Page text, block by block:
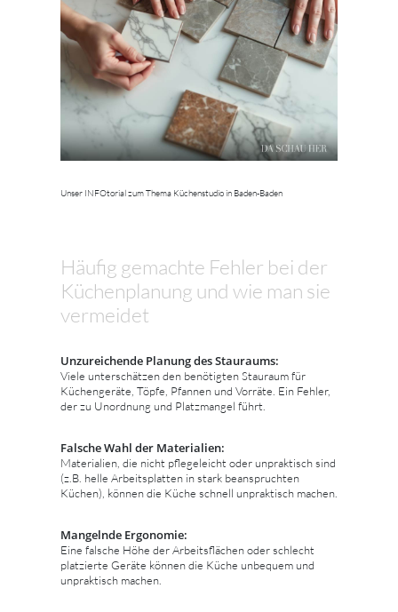
Unser INFOtorial zum Thema Küchenstudio in Baden-Baden
Häufig gemachte Fehler bei der
Küchenplanung und wie man sie
vermeidet
Unzureichende Planung des Stauraums:
Viele unterschätzen den benötigten Stauraum für
Küchengeräte, Töpfe, Pfannen und Vorräte. Ein Fehler,
der zu Unordnung und Platzmangel führt.
Falsche Wahl der Materialien:
Materialien, die nicht pflegeleicht oder unpraktisch sind
(z.B. helle Arbeitsplatten in stark beanspruchten
Küchen), können die Küche schnell unpraktisch machen.
Mangelnde Ergonomie:
Eine falsche Höhe der Arbeitsflächen oder schlecht
platzierte Geräte können die Küche unbequem und
unpraktisch machen.